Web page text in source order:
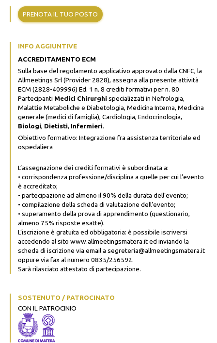
PRENOTA IL TUO POSTO
INFO AGGIUNTIVE
ACCREDITAMENTO ECM
Sulla base del regolamento applicativo approvato dalla CNFC, la
Allmeetings Srl (Provider 2828), assegna alla presente attività
ECM (2828-409996) Ed. 1 n. 8 crediti formativi per n. 80
Partecipanti Medici Chirurghi specializzati in Nefrologia,
Malattie Metaboliche e Diabetologia, Medicina Interna, Medicina
generale (medici di famiglia), Cardiologia, Endocrinologia,
Biologi, Dietisti, Infermieri.
Obiettivo formativo: Integrazione fra assistenza territoriale ed
ospedaliera
L’assegnazione dei crediti formativi è subordinata a:
• corrispondenza professione/disciplina a quelle per cui l’evento
è accreditato;
• partecipazione ad almeno il 90% della durata dell’evento;
• compilazione della scheda di valutazione dell’evento;
• superamento della prova di apprendimento (questionario,
almeno 75% risposte esatte).
L’iscrizione è gratuita ed obbligatoria: è possibile iscriversi
accedendo al sito www.allmeetingsmatera.it ed inviando la
scheda di iscrizione via email a segreteria@allmeetingsmatera.it
oppure via fax al numero 0835/256592.
Sarà rilasciato attestato di partecipazione.
SOSTENUTO / PATROCINATO
CON IL PATROCINIO